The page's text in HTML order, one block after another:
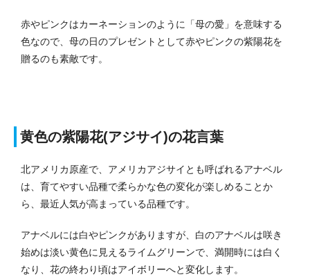
赤やピンクはカーネーションのように「母の愛」を意味する
色なので、母の日のプレゼントとして赤やピンクの紫陽花を
贈るのも素敵です。
黄色の紫陽花(アジサイ)の花言葉
北アメリカ原産で、アメリカアジサイとも呼ばれるアナベル
は、育てやすい品種で柔らかな色の変化が楽しめることか
ら、最近人気が高まっている品種です。
アナベルには白やピンクがありますが、白のアナベルは咲き
始めは淡い黄色に見えるライムグリーンで、満開時には白く
なり、花の終わり頃はアイボリーへと変化します。